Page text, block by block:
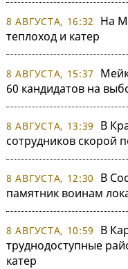
8 АВГУСТА, 16:32
На
теплоход и катер
8 АВГУСТА, 15:37
60 кандидатов на
8 АВГУСТА, 13:39
В
сотрудников скорой
8 АВГУСТА, 12:30
В
памятник воинам
8 АВГУСТА, 10:59
В
труднодоступные
катер